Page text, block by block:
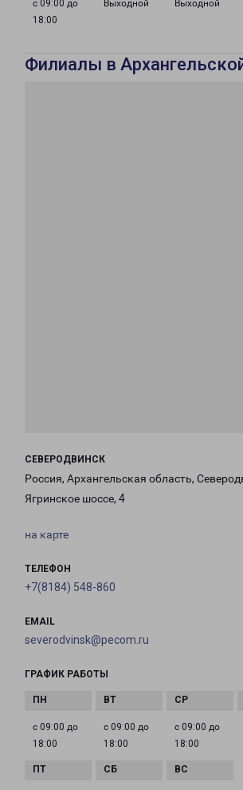
с 09:00 до
18:00
Выходной Выходной
Филиалы в
СЕВЕРОДВИНСК
Россия, Архангельская область,
Ягринское шоссе, 4
на карте
ТЕЛЕФОН
+7(8184) 548-860
EMAIL
severodvinsk@pecom.ru
ГРАФИК РАБОТЫ
с 09:00 до
18:00
с 09:00 до
18:00
с 09:00 до
18:00